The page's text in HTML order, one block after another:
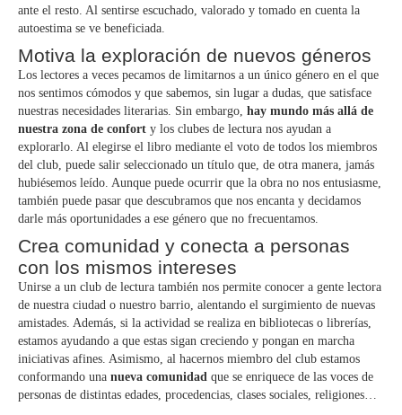
ante el resto. Al sentirse escuchado, valorado y tomado en cuenta la
autoestima se ve beneficiada.
Motiva la exploración de nuevos géneros
Los lectores a veces pecamos de limitarnos a un único género en el que
nos sentimos cómodos y que sabemos, sin lugar a dudas, que satisface
nuestras necesidades literarias. Sin embargo, hay mundo más allá de
nuestra zona de confort y los clubes de lectura nos ayudan a
explorarlo. Al elegirse el libro mediante el voto de todos los miembros
del club, puede salir seleccionado un título que, de otra manera, jamás
hubiésemos leído. Aunque puede ocurrir que la obra no nos entusiasme,
también puede pasar que descubramos que nos encanta y decidamos
darle más oportunidades a ese género que no frecuentamos.
Crea comunidad y conecta a personas
con los mismos intereses
Unirse a un club de lectura también nos permite conocer a gente lectora
de nuestra ciudad o nuestro barrio, alentando el surgimiento de nuevas
amistades. Además, si la actividad se realiza en bibliotecas o librerías,
estamos ayudando a que estas sigan creciendo y pongan en marcha
iniciativas afines. Asimismo, al hacernos miembro del club estamos
conformando una nueva comunidad que se enriquece de las voces de
personas de distintas edades, procedencias, clases sociales, religiones…